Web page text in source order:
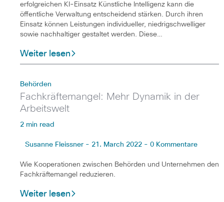
erfolgreichen KI-Einsatz Künstliche Intelligenz kann die
öffentliche Verwaltung entscheidend stärken. Durch ihren
Einsatz können Leistungen individueller, niedrigschwelliger
sowie nachhaltiger gestaltet werden. Diese…
Weiter lesen
Behörden
Fachkräftemangel: Mehr Dynamik in der
Arbeitswelt
2 min read
Susanne Fleissner - 21. March 2022 - 0 Kommentare
Wie Kooperationen zwischen Behörden und Unternehmen den
Fachkräftemangel reduzieren.
Weiter lesen